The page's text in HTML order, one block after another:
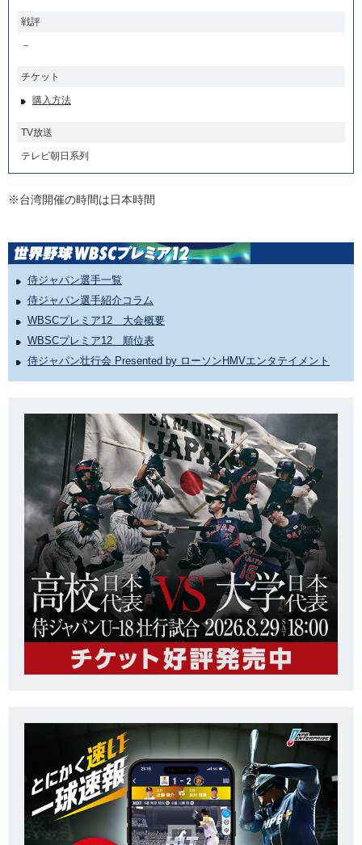
戦評
－
チケット
購入方法
TV放送
テレビ朝日系列
※台湾開催の時間は日本時間
侍ジャパン選手一覧
侍ジャパン選手紹介コラム
WBSCプレミア12 大会概要
WBSCプレミア12 順位表
侍ジャパン壮行会 Presented by ローソンHMVエンタテイメント